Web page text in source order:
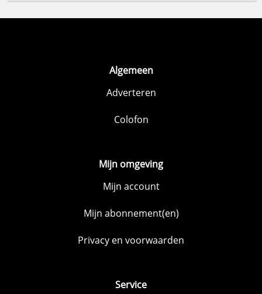
Algemeen
Adverteren
Colofon
Mijn omgeving
Mijn account
Mijn abonnement(en)
Privacy en voorwaarden
Service